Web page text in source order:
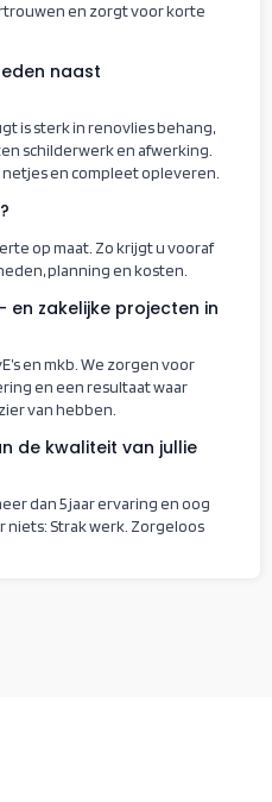
en zorgt voor korte
naast
is sterk in renovlies behang,
schilderwerk en afwerking.
en compleet opleveren.
op maat. Zo krijgt u vooraf
planning en kosten.
en zakelijke projecten in
en mkb. We zorgen voor
en een resultaat waar
van hebben.
de kwaliteit van jullie
dan 5 jaar ervaring en oog
niets: Strak werk. Zorgeloos